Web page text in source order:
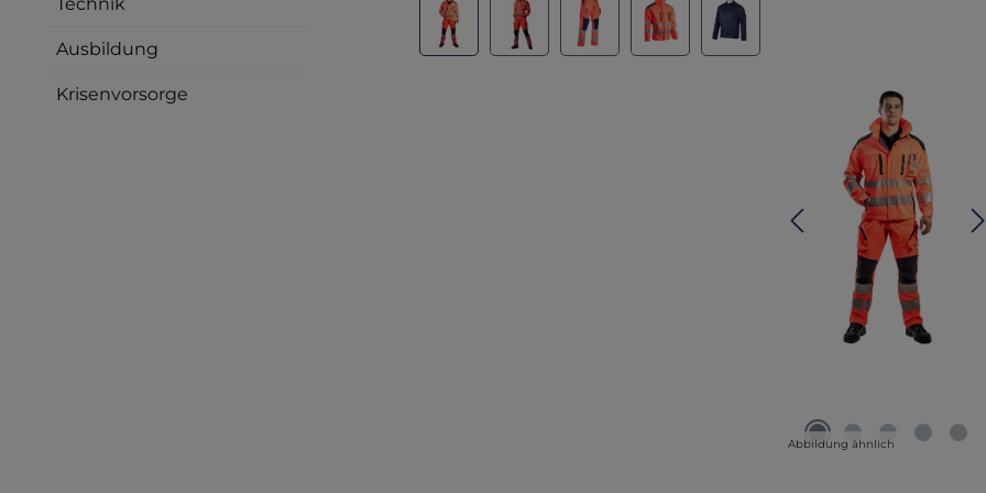
Ausbildung
Krisenvorsorge
Abbildung ähnlich